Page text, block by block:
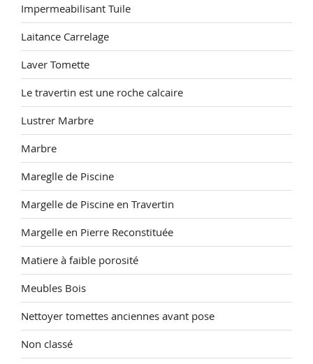
Impermeabilisant Tuile
Laitance Carrelage
Laver Tomette
Le travertin est une roche calcaire
Lustrer Marbre
Marbre
Mareglle de Piscine
Margelle de Piscine en Travertin
Margelle en Pierre Reconstituée
Matiere à faible porosité
Meubles Bois
Nettoyer tomettes anciennes avant pose
Non classé